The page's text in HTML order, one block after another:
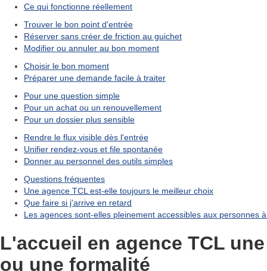
Ce qui fonctionne réellement
Trouver le bon point d'entrée
Réserver sans créer de friction au guichet
Modifier ou annuler au bon moment
Choisir le bon moment
Préparer une demande facile à traiter
Pour une question simple
Pour un achat ou un renouvellement
Pour un dossier plus sensible
Rendre le flux visible dès l'entrée
Unifier rendez-vous et file spontanée
Donner au personnel des outils simples
Questions fréquentes
Une agence TCL est-elle toujours le meilleur choix
Que faire si j'arrive en retard
Les agences sont-elles pleinement accessibles aux personnes
L'accueil en agence TCL
ou une formalité